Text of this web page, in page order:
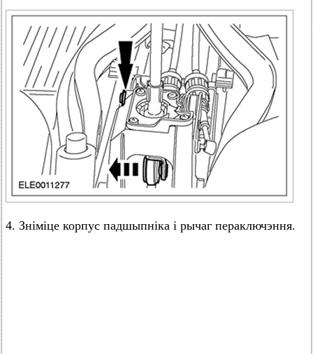
4. Зніміце корпус падшыпніка і рычаг пераключэння.